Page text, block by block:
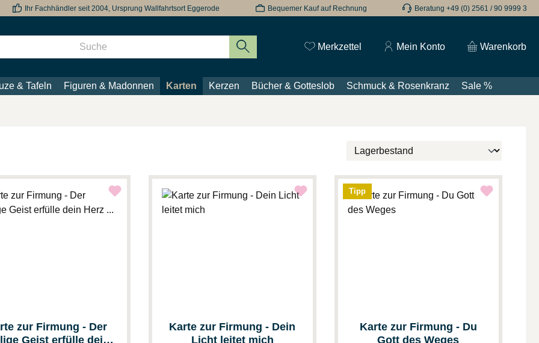
Ihr Fachhändler seit 2004, Ursprung Wallfahrtsort Eggerode Bequemer Kauf auf Rechnung Beratung +49 (0) 2561 / 90 9999 3
Merkzettel Du hast 0 Produkte auf dem Merkzettel
Mein Konto Warenkorb
& Tafeln Figuren & Madonnen Karten Kerzen Bücher & Gotteslob Schmuck & Rosenkranz Sale %
zur Firmung - Der
Geist erfülle dein
Karte zur Firmung - Dein
Licht leitet mich
Tipp
Karte zur Firmung - Du
Gott des Weges